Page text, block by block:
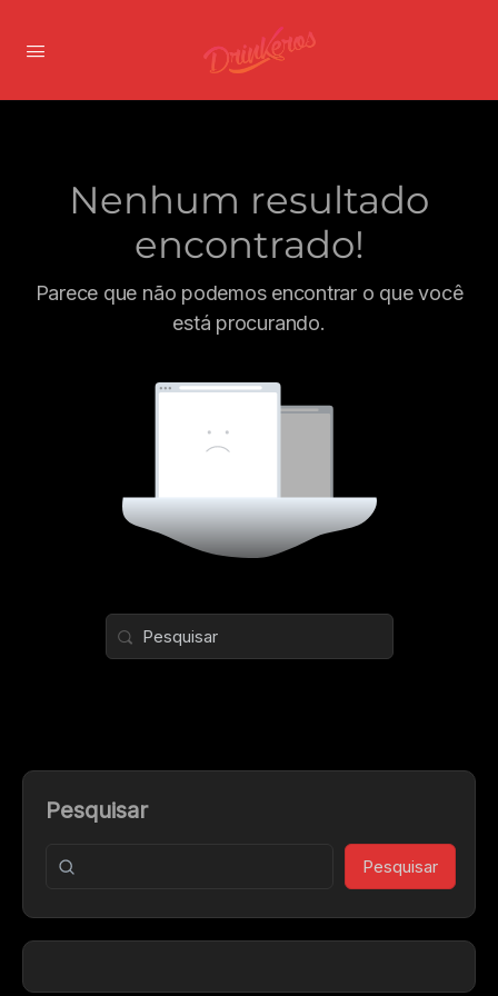
Nenhum resultado
encontrado!
Parece que não podemos encontrar o que você
está procurando.
Pesquisar
Pesquisar